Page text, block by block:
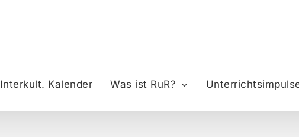
Interkult. Kalender Was ist RuR?